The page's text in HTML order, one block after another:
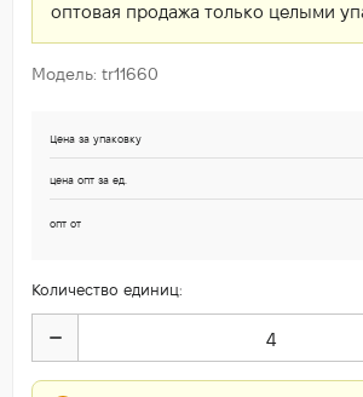
оптовая продажа только целыми
Модель: tr11660
Цена за упаковку
цена опт за ед.
опт от
Количество единиц: